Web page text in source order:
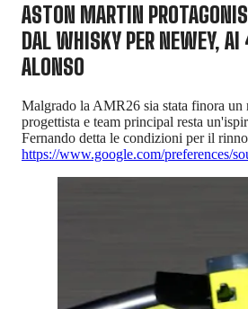
ASTON MARTIN
DAL WHISKY PER NEWEY,
ALONSO
Malgrado la AMR26 sia stata finora un
progettista e team principal resta
Fernando detta le condizioni per il
https://www.google.com/preferences/